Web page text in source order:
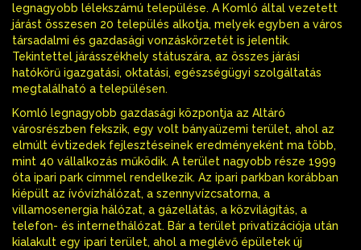
legnagyobb lélekszámú települése. A Komló által vezetett
járást összesen 20 település alkotja, melyek egyben a város
társadalmi és gazdasági vonzáskörzetét is jelentik.
Tekintettel járásszékhely státuszára, az összes járási
hatókörű igazgatási, oktatási, egészségügyi szolgáltatás
megtalálható a településen.
Komló legnagyobb gazdasági központja az Altáró
városrészben fekszik, egy volt bányaüzemi terület, ahol az
elmúlt évtizedek fejlesztéseinek eredményeként ma több,
mint 40 vállalkozás működik. A terület nagyobb része 1999
óta ipari park címmel rendelkezik. Az ipari parkban korábban
kiépült az ívóvízhálózat, a szennyvízcsatorna, a
villamosenergia hálózat, a gázellátás, a közvilágítás, a
telefon- és internethálózat. Bár a terület privatizációja után
kialakult egy ipari terület, ahol a meglévő épületek új